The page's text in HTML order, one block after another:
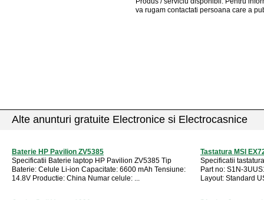
va rugam contactati persoana care a
Alte anunturi gratuite Electronice si Electrocasnice
Baterie HP Pavilion ZV5385
Specificatii Baterie laptop HP Pavilion ZV5385 Tip
Baterie: Celule Li-ion Capacitate: 6600 mAh Tensiune:
14.8V Productie: China Numar celule: ...
Tastatura MSI
Specificatii
Part no: S1N-
Layout: Standard